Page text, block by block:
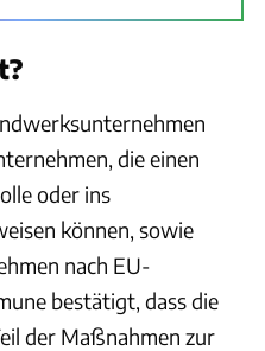
die einen
oder ins
können, sowie
nach EU-
bestätigt, dass die
der Maßnahmen zur